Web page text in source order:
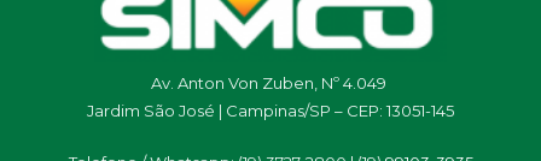
Av. Anton Von Zuben, Nº 4.049
Jardim São José | Campinas/SP – CEP: 13051-145